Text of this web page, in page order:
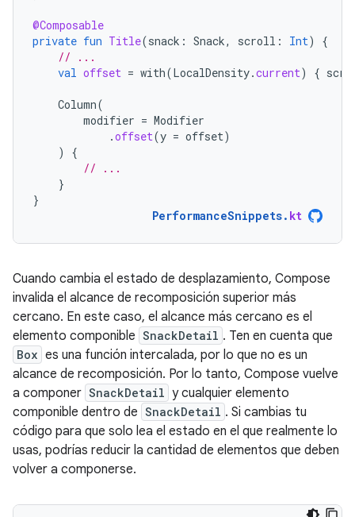
@Composable
private fun Title(snack : Snack, scroll : Int)
{
// ...
val offset = with(LocalDensity.current) {
Column(
modifier = Modifier
.offset(y = offset)
)
{
// ...
}
}
PerformanceSnippets. kt
Cuando cambia el estado de desplazamiento, Compose
invalida el alcance de recomposición superior más
cercano. En este caso, el alcance más cercano es el
elemento componible SnackDetail . Ten en cuenta que
Box es una función intercalada, por lo que no es un
alcance de recomposición. Por lo tanto, Compose vuelve
a componer SnackDetail y cualquier elemento
componible dentro de SnackDetail . Si cambias tu
código para que solo lea el estado en el que realmente lo
usas, podrías reducir la cantidad de elementos que deben
volver a componerse.